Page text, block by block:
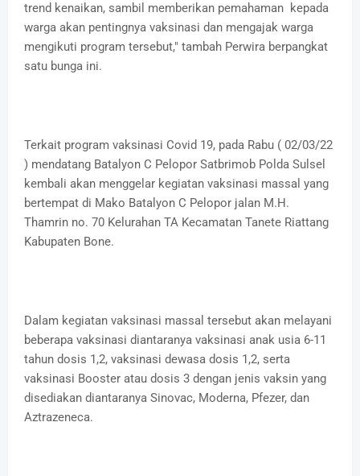
trend kenaikan, sambil memberikan pemahaman kepada
warga akan pentingnya vaksinasi dan mengajak warga
mengikuti program tersebut," tambah Perwira berpangkat
satu bunga ini.
Terkait program vaksinasi Covid 19, pada Rabu ( 02/03/22
) mendatang Batalyon C Pelopor Satbrimob Polda Sulsel
kembali akan menggelar kegiatan vaksinasi massal yang
bertempat di Mako Batalyon C Pelopor jalan M.H.
Thamrin no. 70 Kelurahan TA Kecamatan Tanete Riattang
Kabupaten Bone.
Dalam kegiatan vaksinasi massal tersebut akan melayani
beberapa vaksinasi diantaranya vaksinasi anak usia 6-11
tahun dosis 1,2, vaksinasi dewasa dosis 1,2, serta
vaksinasi Booster atau dosis 3 dengan jenis vaksin yang
disediakan diantaranya Sinovac, Moderna, Pfezer, dan
Aztrazeneca.